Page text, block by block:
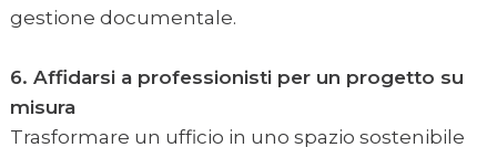
gestione documentale.
6. Affidarsi a professionisti per un progetto su
misura
Trasformare un ufficio in uno spazio sostenibile